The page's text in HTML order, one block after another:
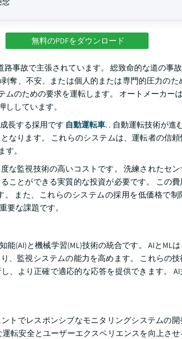
無料のPDFをダウンロード
事故で主張されています。 総致命的な道の事
奪、不安、または個人的または専門的圧力のた
のための要求を運転します。 オートメーカーは
しています。
長する採用です 自動運転車. . 自動運転技術が進
なります。 これらのシステムは、運転者の信
。
な監視技術の高いコストです。 洗練されたセ
ことができる実質的な投資が必要です。 この
また、これらのシステムの採用を低価格で制
要な課題です。
(AI)と機械学習(ML)技術の統合です。 AIとML
、監視システムの能力を高めます。 これらの
、より正確で適応的な応答を提供できます。
トでレスポンシブなモニタリングシステムの
転安全とユーザーエクスペリエンスを向上さ